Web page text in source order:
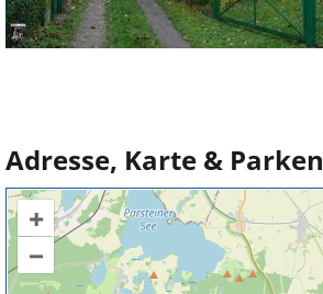
Adresse, Karte & Parken